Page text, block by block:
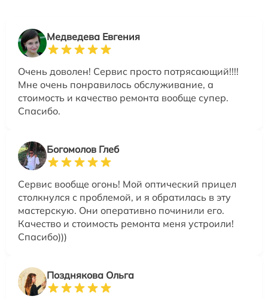
Медведева Евгения
Очень доволен! Сервис просто потрясающий!!!!
Мне очень понравилось обслуживание, а
стоимость и качество ремонта вообще супер.
Спасибо.
Богомолов Глеб
Сервис вообще огонь! Мой оптический прицел
столкнулся с проблемой, и я обратилась в эту
мастерскую. Они оперативно починили его.
Качество и стоимость ремонта меня устроили!
Спасибо)))
Позднякова Ольга